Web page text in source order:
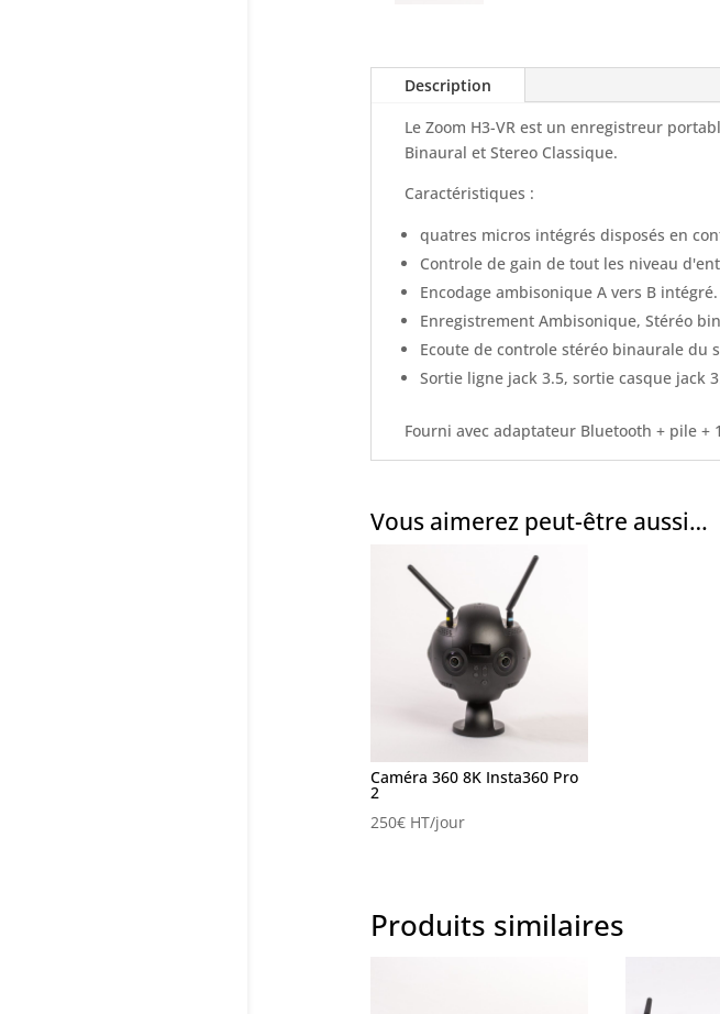
Description
Le Zoom H3-VR est un enregistreur
Binaural et Stereo Classique.
Caractéristiques :
quatres micros intégrés disposés en
Controle de gain de tout les niveau
Encodage ambisonique A vers B intégré.
Enregistrement Ambisonique, Stéréo
Ecoute de controle stéréo binaurale du
Sortie ligne jack 3.5, sortie casque jack
Fourni avec adaptateur Bluetooth + pile +
Vous aimerez peut-être aussi…
Caméra 360 8K Insta360 Pro
2
250€HT/jour
Produits similaires